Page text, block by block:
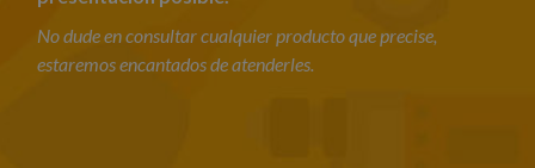
No dude en consultar cualquier producto que precise,
estaremos encantados de atenderles.